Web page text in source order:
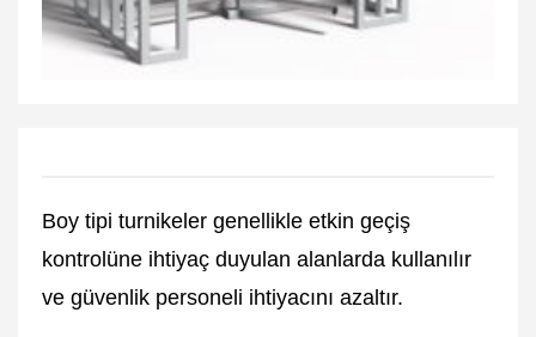
Boy tipi turnikeler genellikle etkin geçiş
kontrolüne ihtiyaç duyulan alanlarda kullanılır
ve güvenlik personeli ihtiyacını azaltır.